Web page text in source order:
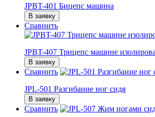
JPBT-401 Бицепс машина
В заявку
Сравнить
JPBT-407 Трицепс машине
В заявку
Сравнить
JPL-501 Разгибание ног сидя
В заявку
Сравнить